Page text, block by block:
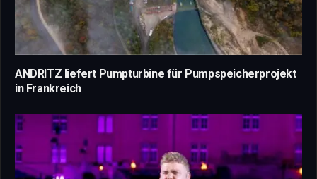
ANDRITZ liefert Pumpturbine für Pumpspeicherprojekt
in Frankreich